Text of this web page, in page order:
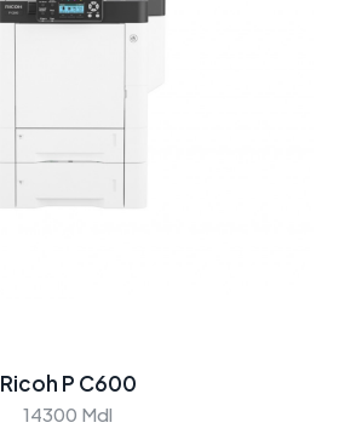
Ricoh P C600
14300 Mdl